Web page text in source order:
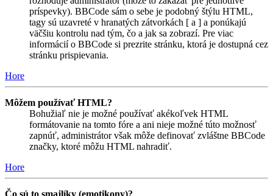
príspevky). BBCode sám o sebe je podobný štýlu HTML,
tagy sú uzavreté v hranatých zátvorkách [ a ] a ponúkajú
väčšiu kontrolu nad tým, čo a jak sa zobrazí. Pre viac
informácií o BBCode si prezrite stránku, ktorá je dostupná cez
stránku prispievania.
Hore
Môžem používať HTML?
Bohužiaľ nie je možné používať akékoľvek HTML
formátovanie na tomto fóre a ani nieje možné túto možnosť
zapnúť, administrátor však môže definovať zvláštne BBCode
značky, ktoré môžu HTML nahradiť.
Hore
Čo sú to smajlíky (emotikony)?